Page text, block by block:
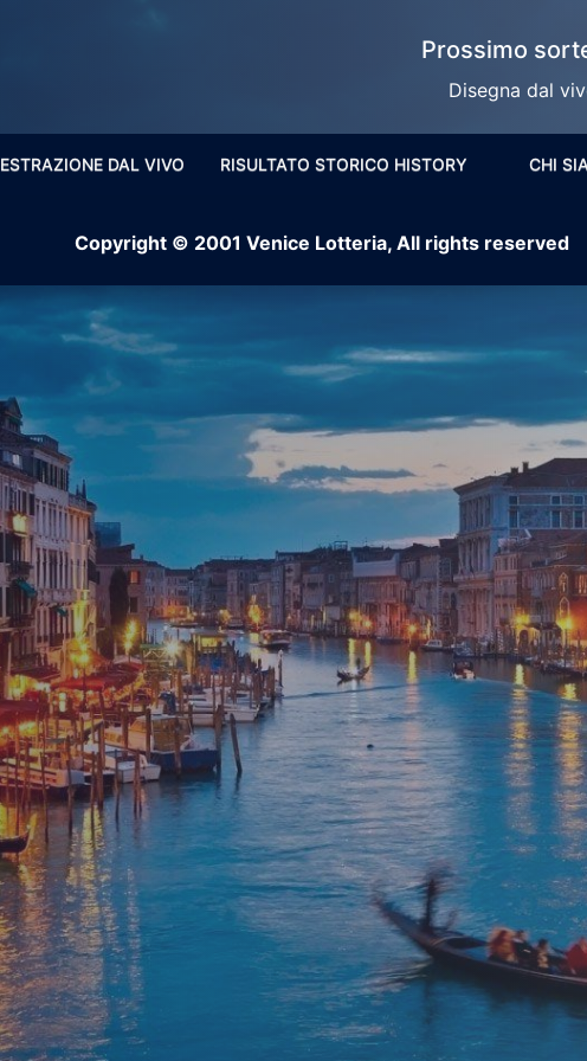
Prossimo
Disegna dal
ESTRAZIONE DAL VIVO RISULTATO STORICO HISTORY CHI
Copyright © 2001 Venice Lotteria, All rights reserved